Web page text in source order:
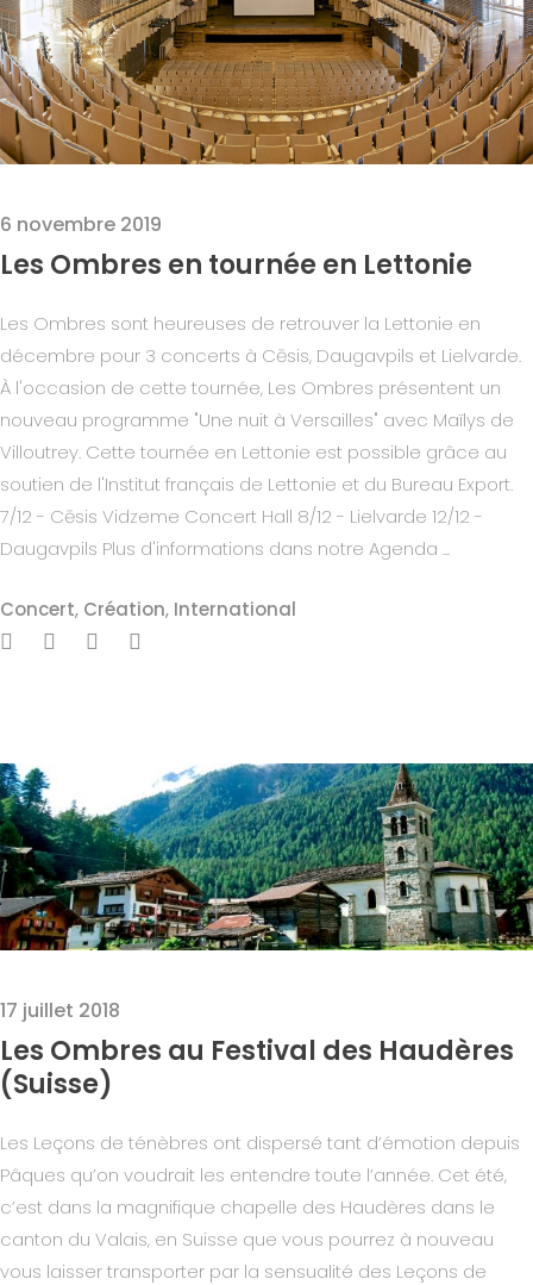
6 novembre 2019
Les Ombres en tournée en Lettonie
Les Ombres sont heureuses de retrouver la Lettonie en
décembre pour 3 concerts à Cēsis, Daugavpils et Lielvarde.
À l'occasion de cette tournée, Les Ombres présentent un
nouveau programme "Une nuit à Versailles" avec Maïlys de
Villoutrey. Cette tournée en Lettonie est possible grâce au
soutien de l'Institut français de Lettonie et du Bureau Export.
7/12 - Cēsis Vidzeme Concert Hall 8/12 - Lielvarde 12/12 -
Daugavpils Plus d'informations dans notre Agenda ...
Concert, Création, International
17 juillet 2018
Les Ombres au Festival des Haudères
(Suisse)
Les Leçons de ténèbres ont dispersé tant d’émotion depuis
Pâques qu’on voudrait les entendre toute l’année. Cet été,
c’est dans la magnifique chapelle des Haudères dans le
canton du Valais, en Suisse que vous pourrez à nouveau
vous laisser transporter par la sensualité des Leçons de